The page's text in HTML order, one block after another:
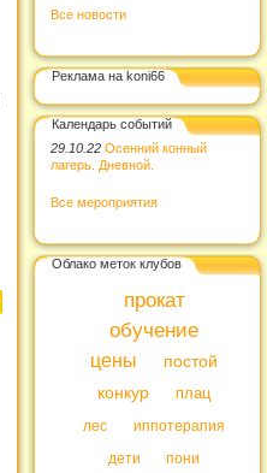
Все новости
Реклама на koni66
Календарь событий
29.10.22 Осенний конный
лагерь. Дневной.
Все мероприятия
Облако меток клубов
прокат
обучение
цены
постой
конкур
плац
лес
иппотерапия
дети
пони